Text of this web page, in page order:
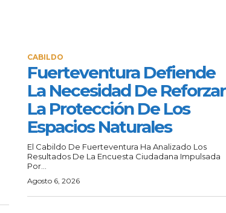
CABILDO
Fuerteventura Defiende
La Necesidad De Reforzar
La Protección De Los
Espacios Naturales
El Cabildo De Fuerteventura Ha Analizado Los
Resultados De La Encuesta Ciudadana Impulsada
Por...
Agosto 6, 2026